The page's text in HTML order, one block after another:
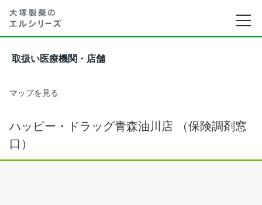
取扱い医療機関・店舗
マップを見る
ハッピー・ドラッグ青森油川店 （保険調剤窓
口）